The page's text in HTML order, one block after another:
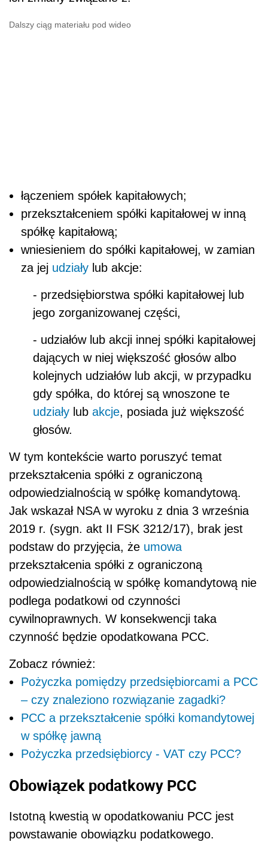
Dalszy ciąg materiału pod wideo
łączeniem spółek kapitałowych;
przekształceniem spółki kapitałowej w inną
spółkę kapitałową;
wniesieniem do spółki kapitałowej, w zamian
za jej udziały lub akcje:
- przedsiębiorstwa spółki kapitałowej lub
jego zorganizowanej części,
- udziałów lub akcji innej spółki kapitałowej
dających w niej większość głosów albo
kolejnych udziałów lub akcji, w przypadku
gdy spółka, do której są wnoszone te
udziały lub akcje, posiada już większość
głosów.
W tym kontekście warto poruszyć temat
przekształcenia spółki z ograniczoną
odpowiedzialnością w spółkę komandytową.
Jak wskazał NSA w wyroku z dnia 3 września
2019 r. (sygn. akt II FSK 3212/17), brak jest
podstaw do przyjęcia, że umowa
przekształcenia spółki z ograniczoną
odpowiedzialnością w spółkę komandytową nie
podlega podatkowi od czynności
cywilnoprawnych. W konsekwencji taka
czynność będzie opodatkowana PCC.
Zobacz również:
Pożyczka pomiędzy przedsiębiorcami a PCC
– czy znaleziono rozwiązanie zagadki?
PCC a przekształcenie spółki komandytowej
w spółkę jawną
Pożyczka przedsiębiorcy - VAT czy PCC?
Obowiązek podatkowy PCC
Istotną kwestią w opodatkowaniu PCC jest
powstawanie obowiązku podatkowego.